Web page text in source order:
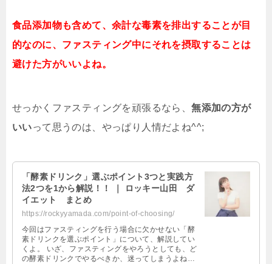
食品添加物も含めて、余計な毒素を排出することが目
的なのに、ファスティング中にそれを摂取することは
避けた方がいいよね。
せっかくファスティングを頑張るなら、無添加の方が
いいって思うのは、やっぱり人情だよね^^;
「酵素ドリンク」選ぶポイント3つと実践方
法2つを1から解説！！ ｜ ロッキー山田 ダ
イエット まとめ
https://rockyyamada.com/point-of-choosing/
今回はファスティングを行う場合に欠かせない「酵
素ドリンクを選ぶポイント」について、解説してい
くよ。 いざ、ファスティングをやろうとしても、ど
の酵素ドリンクでやるべきか、迷ってしまうよね。